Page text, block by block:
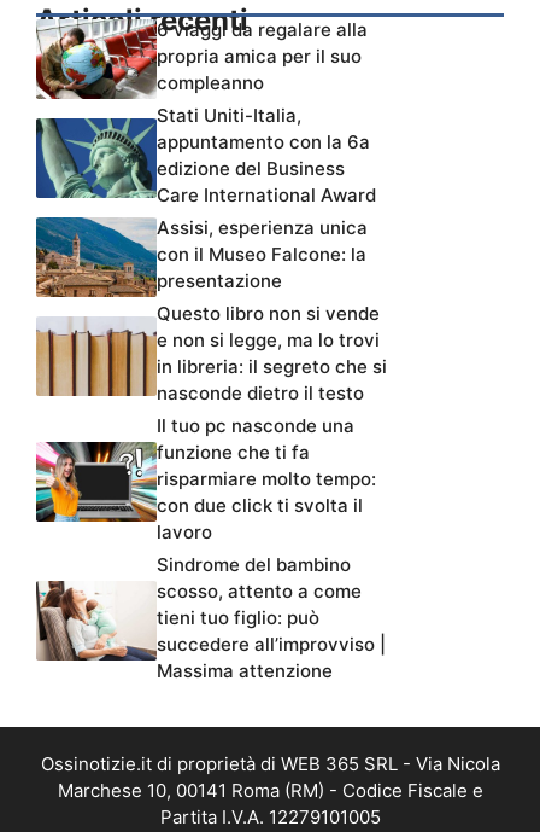
Articoli recenti6 viaggi da regalare alla
propria amica per il suo
compleanno
Stati Uniti-Italia,
appuntamento con la 6a
edizione del Business
Care International Award
Assisi, esperienza unica
con il Museo Falcone: la
presentazione
Questo libro non si vende
e non si legge, ma lo trovi
in libreria: il segreto che si
nasconde dietro il testo
Il tuo pc nasconde una
funzione che ti fa
risparmiare molto tempo:
con due click ti svolta il
lavoro
Sindrome del bambino
scosso, attento a come
tieni tuo figlio: può
succedere all’improvviso |
Massima attenzione
Ossinotizie.it di proprietà di WEB 365 SRL - Via Nicola
Marchese 10, 00141 Roma (RM) - Codice Fiscale e
Partita I.V.A. 12279101005